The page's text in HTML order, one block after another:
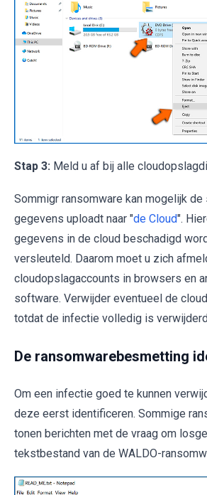
Stap 3: Meld u af bij alle
Sommigr ransomware kan mogelijk
gegevens uploadt naar "de Cloud".
gegevens in de cloud beschadigd
versleuteld. Daarom moet u zich
cloudopslagaccounts in browsers en
software. Verwijder eventueel de
totdat de infectie volledig is
De ransomwarebesmetting
Om een infectie goed te kunnen
deze eerst identificeren. Sommige
tonen berichten met de vraag om
tekstbestand van de WALDO-